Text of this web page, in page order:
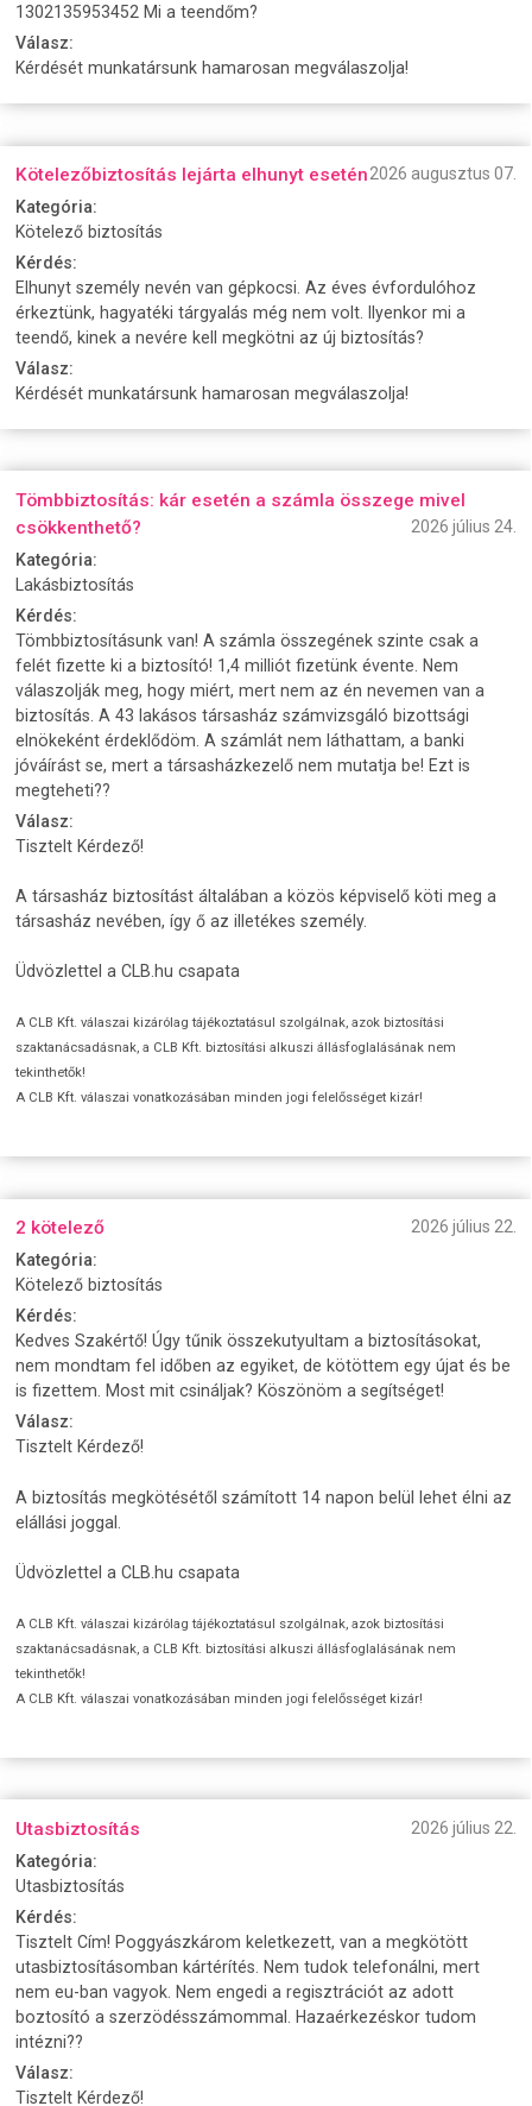
1302135953452 Mi a teendőm?
Válasz:
Kérdését munkatársunk hamarosan megválaszolja!
Kötelezőbiztosítás lejárta elhunyt esetén2026 augusztus 07.
Kategória:
Kötelező biztosítás
Kérdés:
Elhunyt személy nevén van gépkocsi. Az éves évfordulóhoz
érkeztünk, hagyatéki tárgyalás még nem volt. Ilyenkor mi a
teendő, kinek a nevére kell megkötni az új biztosítás?
Válasz:
Kérdését munkatársunk hamarosan megválaszolja!
Tömbbiztosítás: kár esetén a számla összege mivel
csökkenthető?
2026 július 24.
Kategória:
Lakásbiztosítás
Kérdés:
Tömbbiztosításunk van! A számla összegének szinte csak a
felét fizette ki a biztosító! 1,4 milliót fizetünk évente. Nem
válaszolják meg, hogy miért, mert nem az én nevemen van a
biztosítás. A 43 lakásos társasház számvizsgáló bizottsági
elnökeként érdeklődöm. A számlát nem láthattam, a banki
jóváírást se, mert a társasházkezelő nem mutatja be! Ezt is
megteheti??
Válasz:
Tisztelt Kérdező!
A társasház biztosítást általában a közös képviselő köti meg a
társasház nevében, így ő az illetékes személy.
Üdvözlettel a CLB.hu csapata
A CLB Kft. válaszai kizárólag tájékoztatásul szolgálnak, azok biztosítási
szaktanácsadásnak, a CLB Kft. biztosítási alkuszi állásfoglalásának nem
tekinthetők!
A CLB Kft. válaszai vonatkozásában minden jogi felelősséget kizár!
2 kötelező
2026 július 22.
Kategória:
Kötelező biztosítás
Kérdés:
Kedves Szakértő! Úgy tűnik összekutyultam a biztosításokat,
nem mondtam fel időben az egyiket, de kötöttem egy újat és be
is fizettem. Most mit csináljak? Köszönöm a segítséget!
Válasz:
Tisztelt Kérdező!
A biztosítás megkötésétől számított 14 napon belül lehet élni az
elállási joggal.
Üdvözlettel a CLB.hu csapata
A CLB Kft. válaszai kizárólag tájékoztatásul szolgálnak, azok biztosítási
szaktanácsadásnak, a CLB Kft. biztosítási alkuszi állásfoglalásának nem
tekinthetők!
A CLB Kft. válaszai vonatkozásában minden jogi felelősséget kizár!
Utasbiztosítás
2026 július 22.
Kategória:
Utasbiztosítás
Kérdés:
Tisztelt Cím! Poggyászkárom keletkezett, van a megkötött
utasbiztosításomban kártérítés. Nem tudok telefonálni, mert
nem eu-ban vagyok. Nem engedi a regisztrációt az adott
boztosító a szerzödésszámommal. Hazaérkezéskor tudom
intézni??
Válasz:
Tisztelt Kérdező!